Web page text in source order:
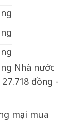
Nhà nước
đồng -
mại mua